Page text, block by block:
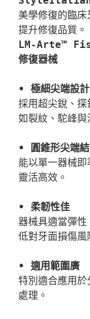
美學修復的臨床
LM-Arte™
• 極細尖端設計
採用超尖銳、探
如裂紋、駝峰與
• 圓錐形尖端
能以單一器械即
靈活高效。
• 柔韌性佳
器械具適當彈
低對牙面損傷風
• 適用範圍廣
特別適合應用
處理。